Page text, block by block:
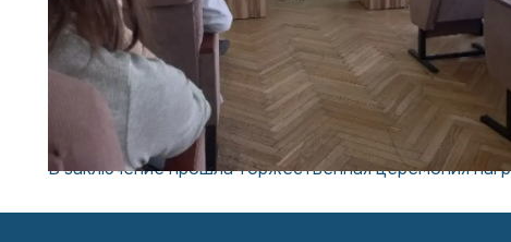
В заключение прошла торжественная церемония